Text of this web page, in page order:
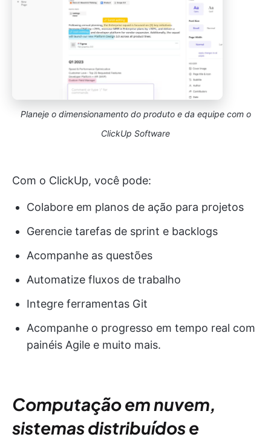
Planeje o dimensionamento do produto e da equipe com o
ClickUp Software
Com o ClickUp, você pode:
Colabore em planos de ação para projetos
Gerencie tarefas de sprint e backlogs
Acompanhe as questões
Automatize fluxos de trabalho
Integre ferramentas Git
Acompanhe o progresso em tempo real com
painéis Agile e muito mais.
Computação em nuvem,
sistemas distribuídos e